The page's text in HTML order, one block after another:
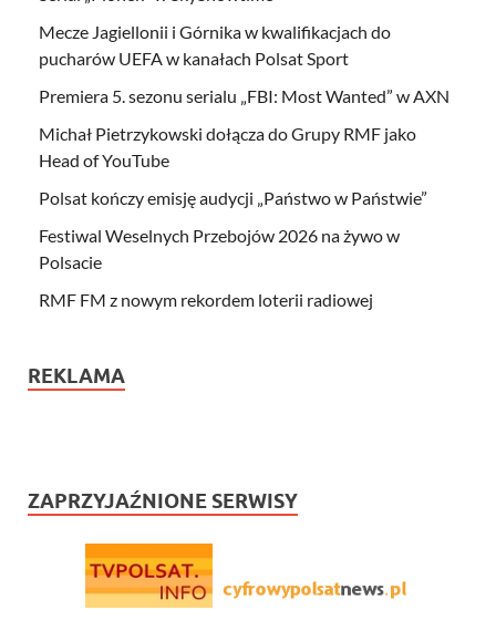
Mecze Jagiellonii i Górnika w kwalifikacjach do
pucharów UEFA w kanałach Polsat Sport
Premiera 5. sezonu serialu „FBI: Most Wanted” w AXN
Michał Pietrzykowski dołącza do Grupy RMF jako
Head of YouTube
Polsat kończy emisję audycji „Państwo w Państwie”
Festiwal Weselnych Przebojów 2026 na żywo w
Polsacie
RMF FM z nowym rekordem loterii radiowej
REKLAMA
ZAPRZYJAŹNIONE SERWISY